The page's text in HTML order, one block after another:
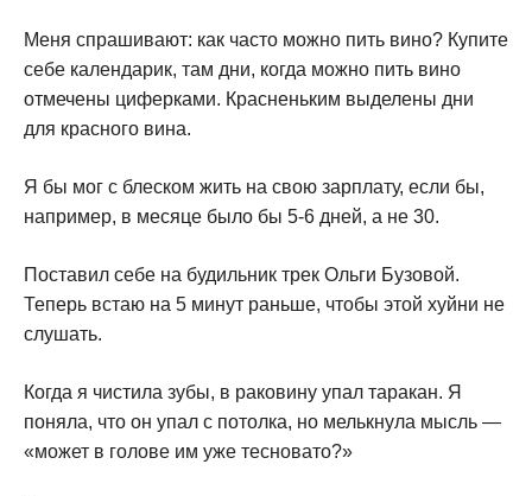
Меня спрашивают: как часто можно пить вино? Купите
себе календарик, там дни, когда можно пить вино
отмечены циферками. Красненьким выделены дни
для красного вина.
Я бы мог с блеском жить на свою зарплату, если бы,
например, в месяце было бы 5-6 дней, а не 30.
Поставил себе на будильник трек Ольги Бузовой.
Теперь встаю на 5 минут раньше, чтобы этой хуйни не
слушать.
Когда я чистила зубы, в раковину упал таракан. Я
поняла, что он упал с потолка, но мелькнула мысль —
«может в голове им уже тесновато?»